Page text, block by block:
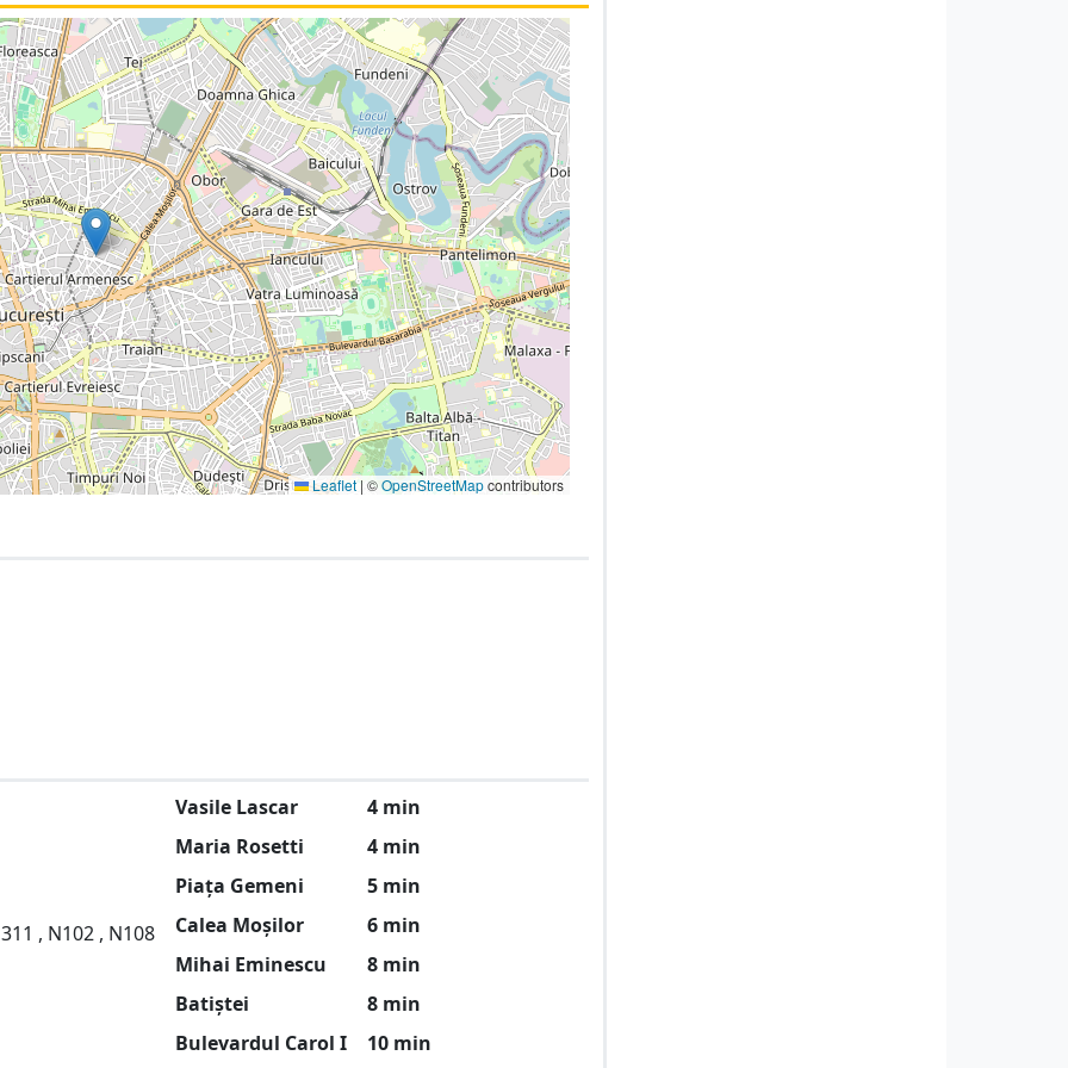
Leaflet | ©OpenStreetMapcontributors
Vasile Lascar
4 min
Maria Rosetti
4 min
Piața Gemeni
5 min
, N102 , N108
Calea Moșilor
6 min
Mihai Eminescu
8 min
Batiștei
8 min
Bulevardul Carol I
10 min